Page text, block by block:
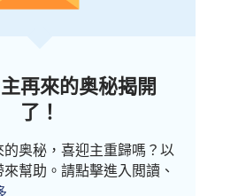
再來的奥秘揭開
了！
奥秘，喜迎主重歸嗎？以
幫助。請點擊進入閲讀、